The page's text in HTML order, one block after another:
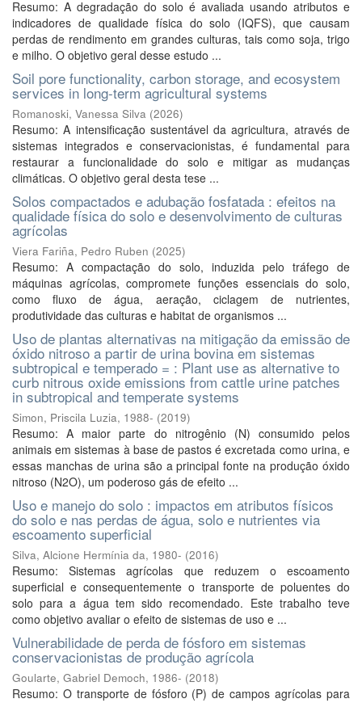
Resumo: A degradação do solo é avaliada usando atributos e
indicadores de qualidade física do solo (IQFS), que causam
perdas de rendimento em grandes culturas, tais como soja, trigo
e milho. O objetivo geral desse estudo ...
Soil pore functionality, carbon storage, and ecosystem
services in long-term agricultural systems
Romanoski, Vanessa Silva (2026)
Resumo: A intensificação sustentável da agricultura, através de
sistemas integrados e conservacionistas, é fundamental para
restaurar a funcionalidade do solo e mitigar as mudanças
climáticas. O objetivo geral desta tese ...
Solos compactados e adubação fosfatada : efeitos na
qualidade física do solo e desenvolvimento de culturas
agrícolas
Viera Fariña, Pedro Ruben (2025)
Resumo: A compactação do solo, induzida pelo tráfego de
máquinas agrícolas, compromete funções essenciais do solo,
como fluxo de água, aeração, ciclagem de nutrientes,
produtividade das culturas e habitat de organismos ...
Uso de plantas alternativas na mitigação da emissão de
óxido nitroso a partir de urina bovina em sistemas
subtropical e temperado = : Plant use as alternative to
curb nitrous oxide emissions from cattle urine patches
in subtropical and temperate systems
Simon, Priscila Luzia, 1988- (2019)
Resumo: A maior parte do nitrogênio (N) consumido pelos
animais em sistemas à base de pastos é excretada como urina, e
essas manchas de urina são a principal fonte na produção óxido
nitroso (N2O), um poderoso gás de efeito ...
Uso e manejo do solo : impactos em atributos físicos
do solo e nas perdas de água, solo e nutrientes via
escoamento superficial
Silva, Alcione Hermínia da, 1980- (2016)
Resumo: Sistemas agrícolas que reduzem o escoamento
superficial e consequentemente o transporte de poluentes do
solo para a água tem sido recomendado. Este trabalho teve
como objetivo avaliar o efeito de sistemas de uso e ...
Vulnerabilidade de perda de fósforo em sistemas
conservacionistas de produção agrícola
Goularte, Gabriel Democh, 1986- (2018)
Resumo: O transporte de fósforo (P) de campos agrícolas para